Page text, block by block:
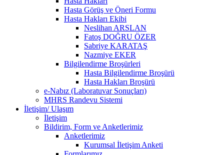
Hasta Görüş ve Öneri Formu
Hasta Hakları Ekibi
Neslihan ARSLAN
Fatoş DOĞRU ÖZER
Sabriye KARATAŞ
Nazmiye EKER
Bilgilendirme Broşürleri
Hasta Bilgilendirme Broşürü
Hasta Hakları Broşürü
e-Nabız (Laboratuvar Sonuçları)
MHRS Randevu Sistemi
İletişim/ Ulaşım
İletişim
Bildirim, Form ve Anketlerimiz
Anketlerimiz
Kurumsal İletişim Anketi